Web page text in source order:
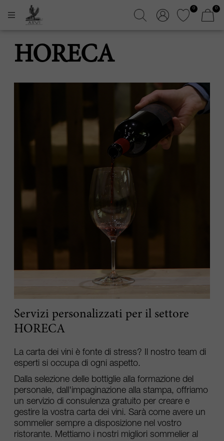
0 0
HORECA
Servizi personalizzati per il settore
HORECA
La carta dei vini è fonte di stress? Il nostro team di
esperti si occupa di ogni aspetto.
Dalla selezione delle bottiglie alla formazione del
personale, dall'impaginazione alla stampa, offriamo
un servizio di consulenza gratuito per creare e
gestire la vostra carta dei vini. Sarà come avere un
sommelier sempre a disposizione nel vostro
ristorante. Mettiamo i nostri migliori sommelier al